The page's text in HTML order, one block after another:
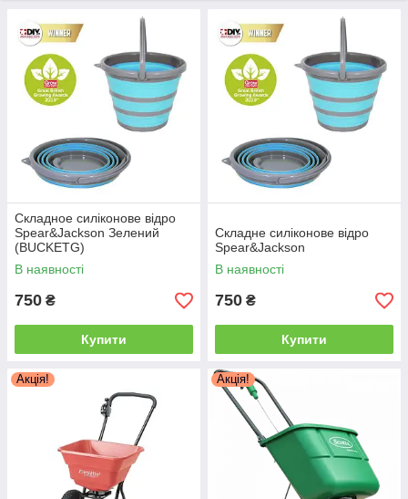
Складное силіконове відро
Spear&Jackson Зелений
(BUCKETG)
В наявності
750 ₴
Купити
Складне силіконове відро
Spear&Jackson
В наявності
750 ₴
Купити
Акція! Акція!